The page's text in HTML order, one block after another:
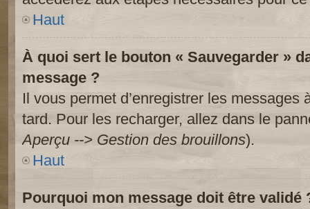
Haut
À quoi sert le bouton « Sauvegarder »
message ?
Il vous permet d’enregistrer les messages
tard. Pour les recharger, allez dans le
Aperçu --> Gestion des brouillons).
Haut
Pourquoi mon message doit être validé